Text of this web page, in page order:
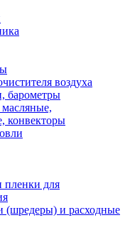
воздуха
барометры
конвекторы
для
(шредеры) и расходные